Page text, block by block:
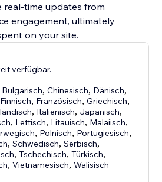
real-time updates from
engagement, ultimately
on your site.
verfügbar.
Bulgarisch,Chinesisch, Dänisch,
Finnisch, Französisch,Griechisch,
, Italienisch, Japanisch,
, Lettisch, Litauisch, Malaiisch,
, Polnisch, Portugiesisch,
,Schwedisch,Serbisch,
,Tschechisch,Türkisch,
,Vietnamesisch,Walisisch